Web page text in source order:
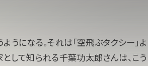
になる。それは「空飛ぶタクシー」よ
として知られる千葉功太郎さんは、こう